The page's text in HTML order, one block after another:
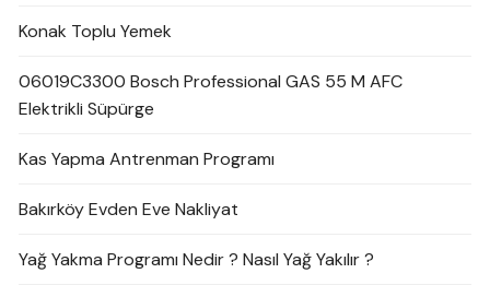
Konak Toplu Yemek
06019C3300 Bosch Professional GAS 55 M AFC
Elektrikli Süpürge
Kas Yapma Antrenman Programı
Bakırköy Evden Eve Nakliyat
Yağ Yakma Programı Nedir ? Nasıl Yağ Yakılır ?